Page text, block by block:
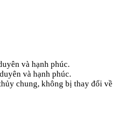
và hạnh phúc.
và hạnh phúc.
chung, không bị thay đổi